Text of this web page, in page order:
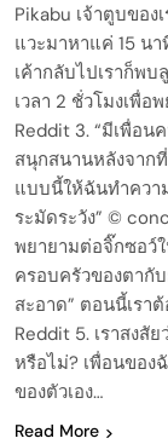
Pikabu เจ้าตูบของ
แวะมาหาแค่ 15 น
เค้ากลับไปเราก็พ
เวลา 2 ชั่วโมงเพื่
Reddit 3. “มีเพื่อน
สนุกสนานหลังจาก
แบบนี้ให้ฉันทำควา
ระมัดระวัง” ©
พยายามต่อจิ๊กซอว์
ครอบครัวของตากั
สะอาด” ตอนนี้เรา
Reddit 5. เราสงสั
หรือไม่? เพื่อนขอ
ของตัวเอง…
Read More